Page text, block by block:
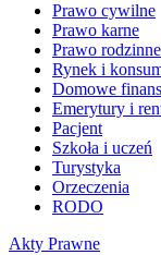
Prawo cywilne
Prawo karne
Prawo rodzinne
Rynek i
Domowe
Emerytury i
Pacjent
Szkoła i uczeń
Turystyka
Orzeczenia
RODO
Akty Prawne